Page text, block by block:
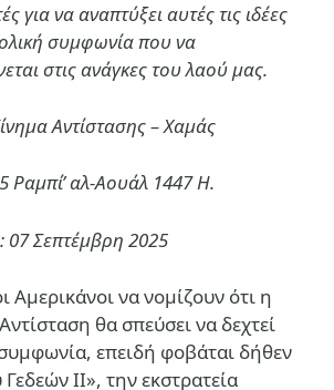
για να αναπτύξει αυτές τις ιδέες
συμφωνία που να
στις ανάγκες του λαού μας.
Αντίστασης – Χαμάς
Ραμπί’ αλ-Αουάλ 1447 Η.
07 Σεπτέμβρη 2025
Αμερικάνοι να νομίζουν ότι η
θα σπεύσει να δεχτεί
επειδή φοβάται δήθεν
ΙΙ», την εκστρατεία